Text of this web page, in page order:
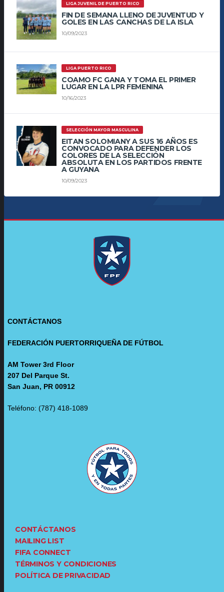
LIGA JUVENIL DE PUERTO RICO
FIN DE SEMANA LLENO DE JUVENTUD Y
GOLES EN LAS CANCHAS DE LA ISLA
10/09/2023
LIGA PUERTO RICO
COAMO FC GANA Y TOMA EL PRIMER
LUGAR EN LA LPR FEMENINA
10/16/2023
SELECCIÓN MAYOR MASCULINA
EITAN SOLOMIANY A SUS 16 AÑOS ES
CONVOCADO PARA DEFENDER LOS
COLORES DE LA SELECCIÓN
ABSOLUTA EN LOS PARTIDOS FRENTE
A GUYANA
10/09/2023
CONTÁCTANOS
FEDERACIÓN PUERTORRIQUEÑA DE FÚTBOL
AM Tower 3rd Floor
207 Del Parque St.
San Juan, PR 00912
Teléfono: (787) 418-1089
CONTÁCTANOS
MAILING LIST
FIFA CONNECT
TÉRMINOS Y CONDICIONES
POLÍTICA DE PRIVACIDAD